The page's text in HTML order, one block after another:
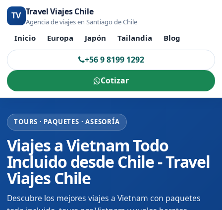
TV Travel Viajes Chile
Agencia de viajes en Santiago de Chile
Inicio Europa Japón Tailandia Blog
+56 9 8199 1292
Cotizar
TOURS · PAQUETES · ASESORÍA
Viajes a Vietnam Todo
Incluido desde Chile - Travel
Viajes Chile
Descubre los mejores viajes a Vietnam con paquetes